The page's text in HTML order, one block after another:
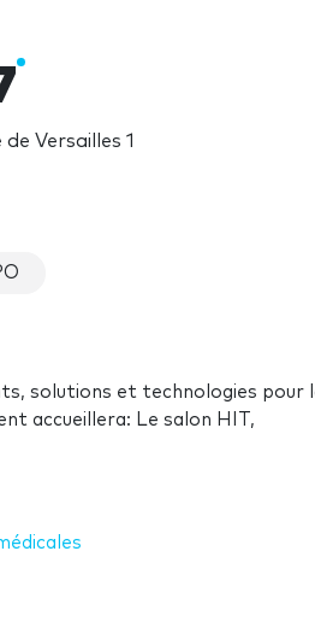
Versailles 1
solutions et technologies pour
accueillera: Le salon HIT,